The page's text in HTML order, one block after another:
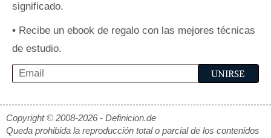
significado.
• Recibe un ebook de regalo con las mejores técnicas
de estudio.
Copyright © 2008-2026 - Definicion.de
Queda prohibida la reproducción total o parcial de los contenidos